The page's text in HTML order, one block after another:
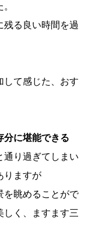
残る良い時間を過
して感じた、おす
に堪能できる
通り過ぎてしまい
りますが
を眺めることがで
しく、ますます三